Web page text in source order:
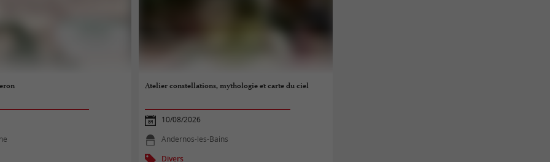
Atelier constellations, mythologie et carte du ciel
10/08/2026
Andernos-les-Bains
Divers